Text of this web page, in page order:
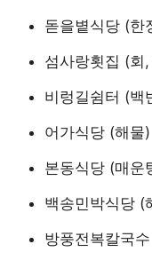
돋을볕식당 (한
섬사랑횟집 (회
비렁길쉼터 (백
어가식당 (해물)
본동식당 (매운
백송민박식당 (
방풍전복칼국